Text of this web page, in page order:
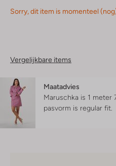
Sorry, dit item is momenteel
Vergelijkbare items
Maatadvies
Maruschka is 1 meter
pasvorm is regular fit